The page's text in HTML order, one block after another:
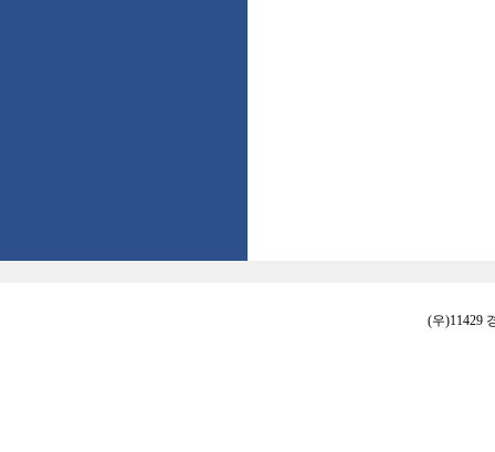
(우)11429